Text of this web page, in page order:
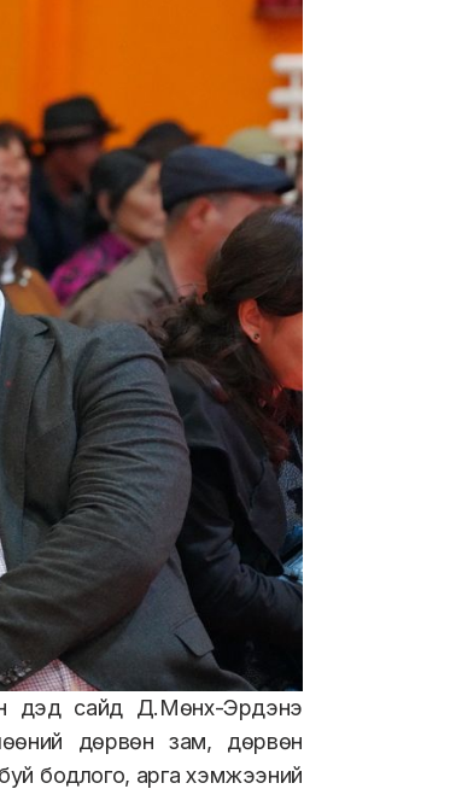
дэд сайд Д.Мөнх-Эрдэнэ
дөрвөн зам, дөрвөн
буй бодлого, арга хэмжээний